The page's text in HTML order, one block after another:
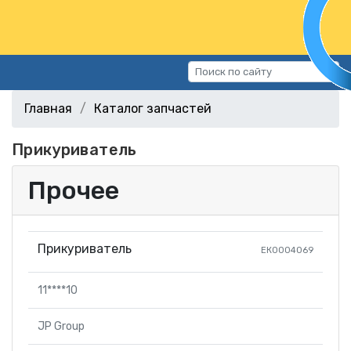
Каталог запчастей
(СХИ)
г.Волгоград, ул. Рокоссовского,
+7 (961) 682-84-90
Главная Каталог запчастей
Прикуриватель
Прочее
Прикуриватель EК0004069
11****10
JP Group